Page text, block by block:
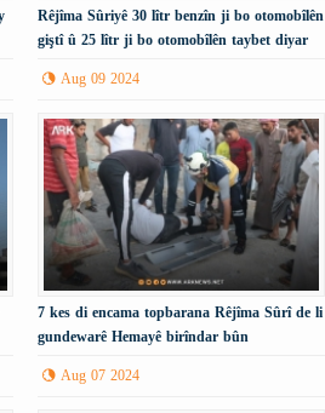
Rêjîma Sûriyê 30 lîtr benzîn ji bo otomobîlên
giştî û 25 lîtr ji bo otomobîlên taybet diyar
Aug 09 2024
7 kes di encama topbarana Rêjîma Sûrî de li
gundewarê Hemayê birîndar bûn
Aug 07 2024